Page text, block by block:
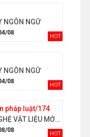
NGÔN NGỮ
08
HOT
NGÔN NGỮ
08
HOT
pháp luật/174
CÔNG TY TNHH CÔNG NGHỆ VẬT LIỆU MỚI GOLD SEN
08
HOT